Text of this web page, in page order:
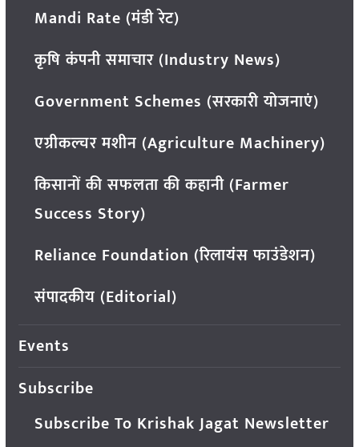
Mandi Rate (मंडी रेट)
कृषि कंपनी समाचार (Industry News)
Government Schemes (सरकारी योजनाएं)
एग्रीकल्चर मशीन (Agriculture Machinery)
किसानों की सफलता की कहानी (Farmer
Success Story)
Reliance Foundation (रिलायंस फाउंडेशन)
संपादकीय (Editorial)
Events
Subscribe
Subscribe To Krishak Jagat Newsletter